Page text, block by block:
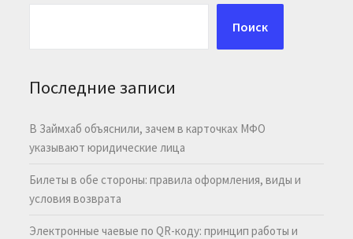
Поиск
Последние записи
В Займхаб объяснили, зачем в карточках МФО
указывают юридические лица
Билеты в обе стороны: правила оформления, виды и
условия возврата
Электронные чаевые по QR-коду: принцип работы и